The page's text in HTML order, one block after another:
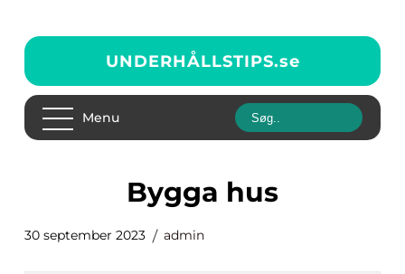
UNDERHÅLLSTIPS.se
Menu
bygga hus
30 september 2023 admin